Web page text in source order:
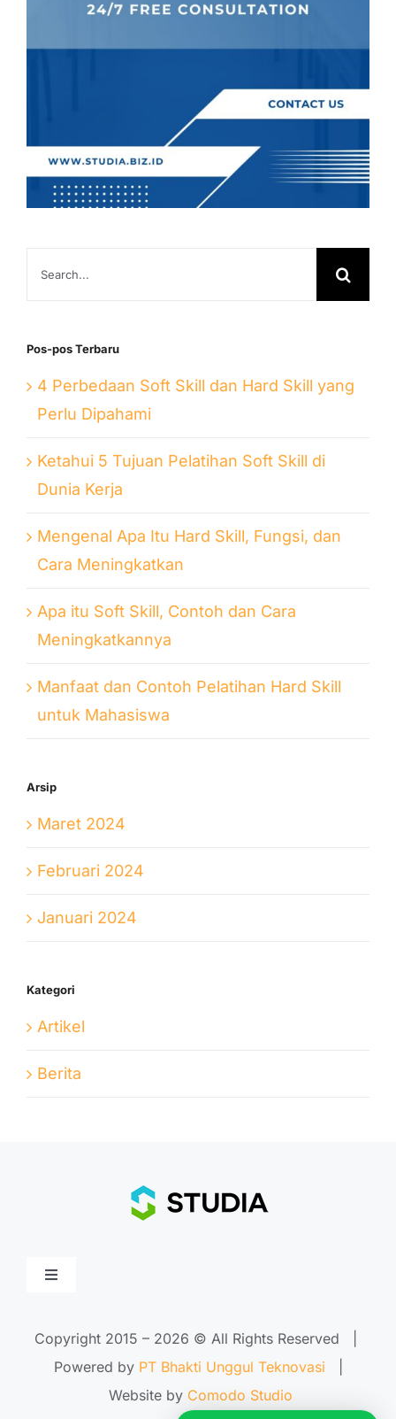
Pos-pos Terbaru
4 Perbedaan Soft Skill dan Hard Skill yang
Perlu Dipahami
Ketahui 5 Tujuan Pelatihan Soft Skill di
Dunia Kerja
Mengenal Apa Itu Hard Skill, Fungsi, dan
Cara Meningkatkan
Apa itu Soft Skill, Contoh dan Cara
Meningkatkannya
Manfaat dan Contoh Pelatihan Hard Skill
untuk Mahasiswa
Arsip
Maret 2024
Februari 2024
Januari 2024
Kategori
Artikel
Berita
Toggle
Copyright 2015 – 2026 © All Rights Reserved |
Powered by PT Bhakti Unggul Teknovasi
Website by Comodo Studio